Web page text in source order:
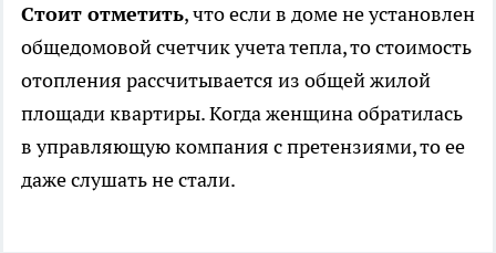
Стоит отметить, что если в доме не установлен
общедомовой счетчик учета тепла, то стоимость
отопления рассчитывается из общей жилой
площади квартиры. Когда женщина обратилась
в управляющую компания с претензиями, то ее
даже слушать не стали.